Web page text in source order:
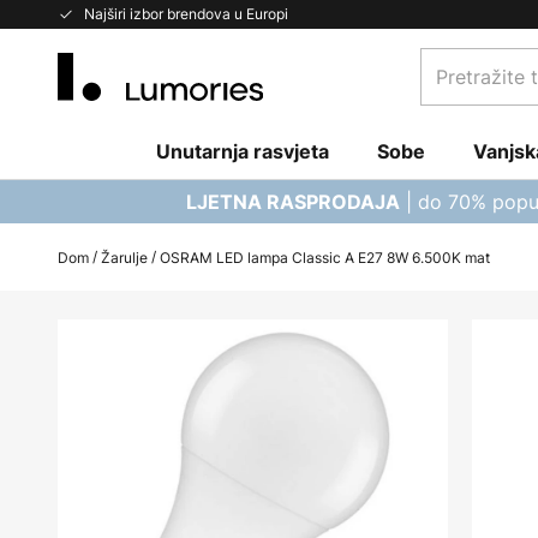
Najširi izbor brendova u Europi
Skip
Pretražite
trgovinu...
Unutarnja rasvjeta Sobe
LJETNA RASPRODAJA | do 70%
Dom Žarulje OSRAM LED lampa Classic A E27 8W 6.500K mat